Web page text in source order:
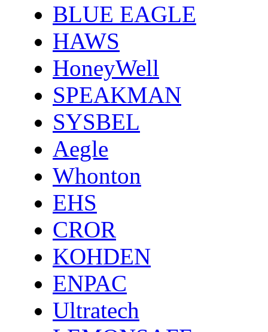
BLUE EAGLE
HAWS
HoneyWell
SPEAKMAN
SYSBEL
Aegle
Whonton
EHS
CROR
KOHDEN
ENPAC
Ultratech